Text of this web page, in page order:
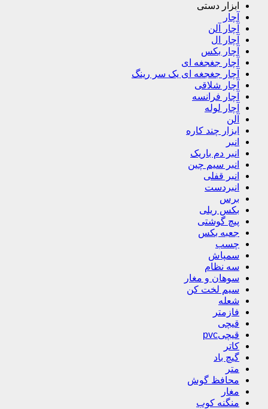
ابزار دستی
آچار
آچار آلن
آچار ال
آچار بکس
آچار جغجغه ای
آچار جغجغه ای یک سر رینگ
آچار شلاقی
آچار فرانسه
آچار لوله
آلن
ابزار چند کاره
انبر
انبر دم باریک
انبر سیم چین
انبر قفلی
انبردست
برس
بکس ریلی
پیچ گوشتی
جعبه بکس
چسب
سمپاش
سه نظام
سوهان و مغار
سیم لخت کن
شعله
فازمتر
قیچی
قیچیpvc
کاتر
گیچ باد
متر
محافظ گوش
مغار
منگنه کوب